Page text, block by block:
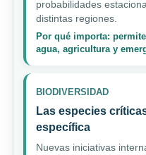
probabilidades
distintas regiones.
Por qué importa:
agua, agricultura y
BIODIVERSIDAD
Las especies
específica
Nuevas iniciativas